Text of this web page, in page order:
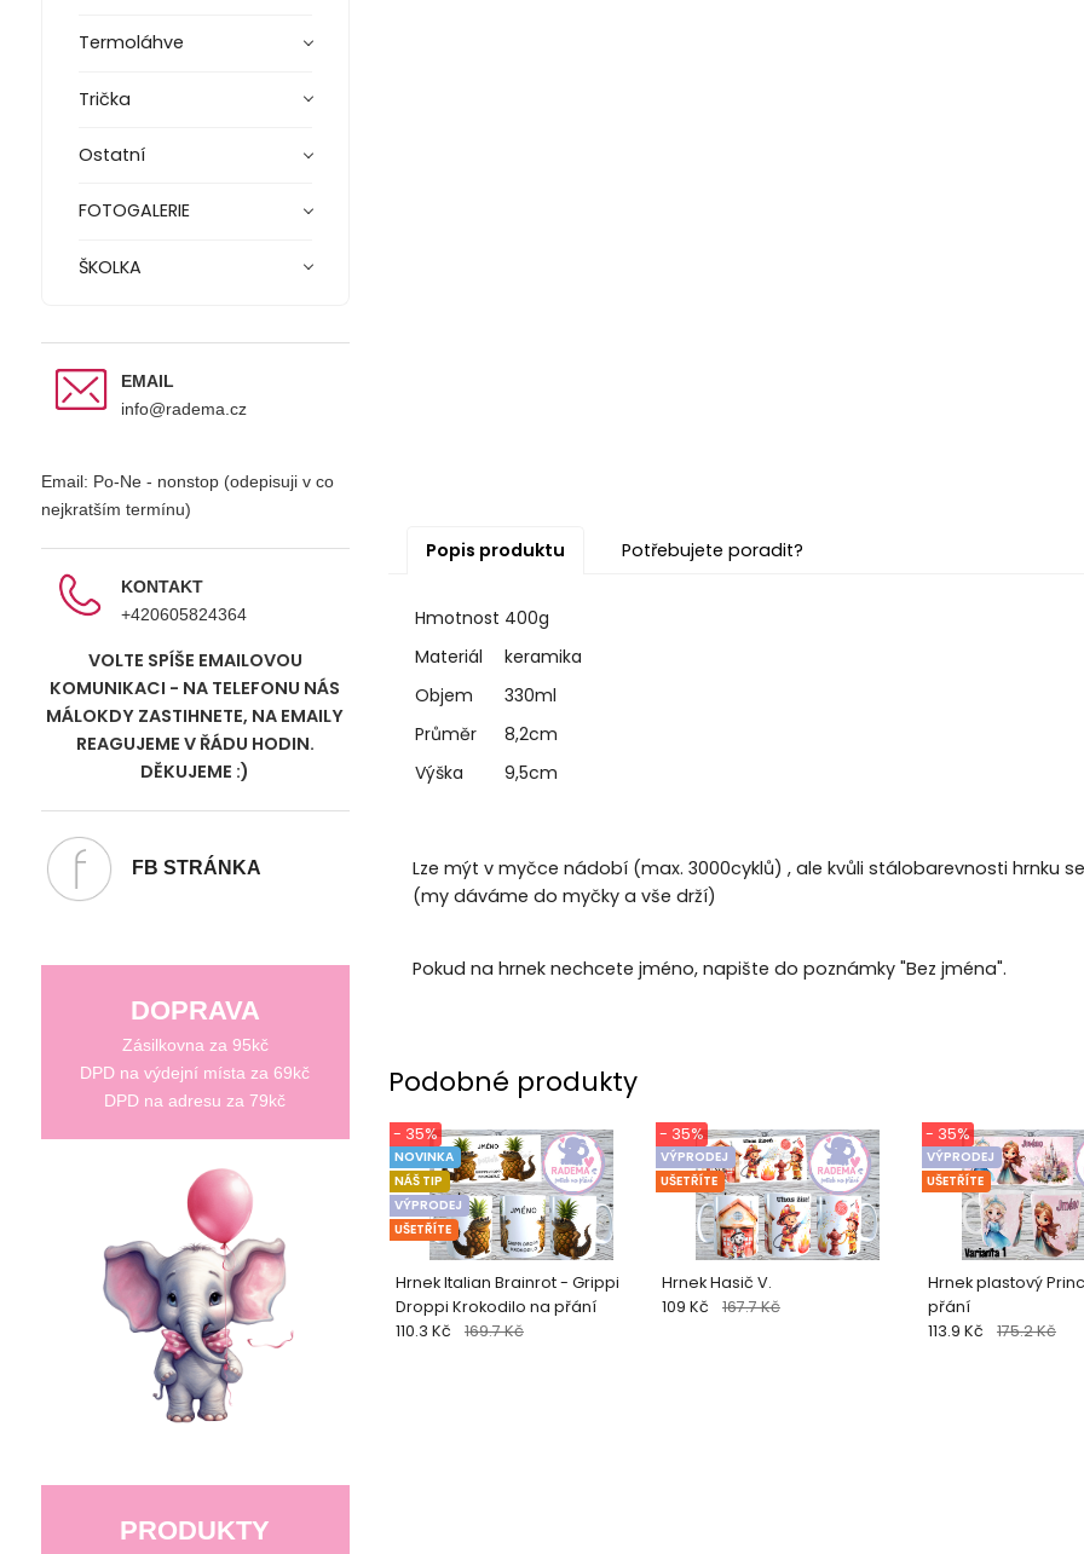
Termoláhve
Trička
Ostatní
FOTOGALERIE
ŠKOLKA
EMAIL
info@radema.cz
Email: Po-Ne - nonstop (odepisuji v co
nejkratším termínu)
KONTAKT
+420605824364
VOLTE SPÍŠE EMAILOVOU
KOMUNIKACI - NA TELEFONU NÁS
MÁLOKDY ZASTIHNETE, NA EMAILY
REAGUJEME V ŘÁDU HODIN.
DĚKUJEME :)
FB STRÁNKA
DOPRAVA
Zásilkovna za 95kč
DPD na výdejní místa za 69kč
DPD na adresu za 79kč
PRODUKTY
Popis produktu Potřebujete poradit?
Hmotnost 400g
Materiál
keramika
Objem
330ml
Průměr
8,2cm
Výška
9,5cm
Lze mýt v myčce nádobí (max. 3000cyklů) , ale kvůli stálobarevnosti hrnku
(my dáváme do myčky a vše drží)
Pokud na hrnek nechcete jméno, napište do poznámky "Bez jména".
Podobné produkty
Hrnek Italian Brainrot - Grippi
Droppi Krokodilo na přání
NOVINKA
NÁŠ TIP
VÝPRODEJ
UŠETŘÍTE
- 35%
110.3 Kč 169.7 Kč
Hrnek Hasič V.
VÝPRODEJ
UŠETŘÍTE
- 35%
109 Kč 167.7 Kč
Hrnek plastový Princezny II. na
přání
VÝPRODEJ
UŠETŘÍTE
- 35%
113.9 Kč 175.2 Kč